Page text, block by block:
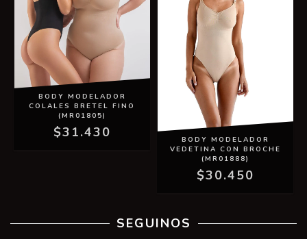
BODY MODELADOR
COLALES BRETEL FINO
(MR01805)
$31.430
BODY MODELADOR
VEDETINA CON BROCHE
(MR01888)
$30.450
SEGUINOS